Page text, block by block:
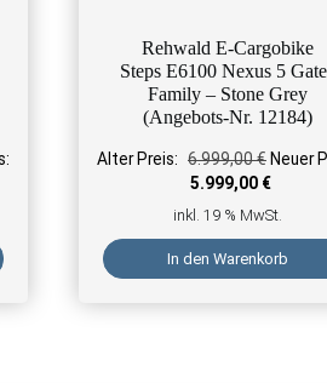
Preis war: 6.428,00 €
ist: 3.299,00 €.
Rehwald E-Cargobike
Steps E6100 Nexus 5
Family – Stone Grey
(Angebots-Nr. 12184)
Alter Preis: 6.999,00€ Neuer
5.999,00 €
inkl. 19 % MwSt.
In den Warenkorb